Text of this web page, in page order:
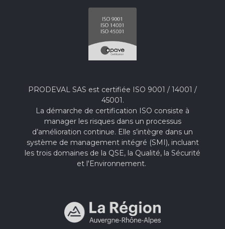
PRODEVAL SAS est certifiée ISO 9001 / 14001 /
45001.
La démarche de certification ISO consiste à
manager les risques dans un processus
d’amélioration continue. Elle s’intègre dans un
système de management intégré (SMI), incluant
les trois domaines de la QSE, la Qualité, la Sécurité
et l'Environnement.